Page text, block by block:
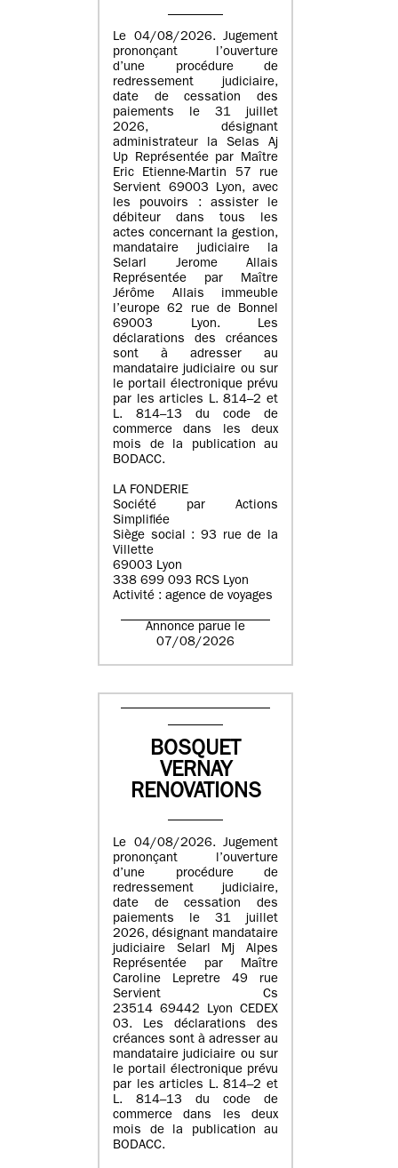
Le 04/08/2026. Jugement
prononçant l’ouverture
d’une procédure de
redressement judiciaire,
date de cessation des
paiements le 31 juillet
2026, désignant
administrateur la Selas Aj
Up Représentée par Maître
Eric Etienne-Martin 57 rue
Servient 69003 Lyon, avec
les pouvoirs : assister le
débiteur dans tous les
actes concernant la gestion,
mandataire judiciaire la
Selarl Jerome Allais
Représentée par Maître
Jérôme Allais immeuble
l’europe 62 rue de Bonnel
69003 Lyon. Les
déclarations des créances
sont à adresser au
mandataire judiciaire ou sur
le portail électronique prévu
par les articles L. 814–2 et
L. 814–13 du code de
commerce dans les deux
mois de la publication au
BODACC.
LA FONDERIE
Société par Actions
Simplifiée
Siège social : 93 rue de la
Villette
69003 Lyon
338 699 093 RCS Lyon
Activité : agence de voyages
Annonce parue le
07/08/2026
BOSQUET
VERNAY
RENOVATIONS
Le 04/08/2026. Jugement
prononçant l’ouverture
d’une procédure de
redressement judiciaire,
date de cessation des
paiements le 31 juillet
2026, désignant mandataire
judiciaire Selarl Mj Alpes
Représentée par Maître
Caroline Lepretre 49 rue
Servient Cs
23514 69442 Lyon CEDEX
03. Les déclarations des
créances sont à adresser au
mandataire judiciaire ou sur
le portail électronique prévu
par les articles L. 814–2 et
L. 814–13 du code de
commerce dans les deux
mois de la publication au
BODACC.